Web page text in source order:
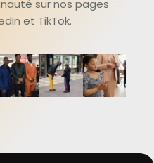
sur nos pages
et TikTok.